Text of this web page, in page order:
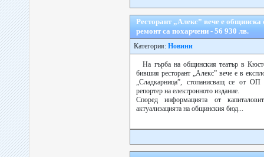
Ресторант „Алекс” вече е общинска
ремонт са похарчени - 56 930 лв.
Категория: Новини
На гърба на общинския театър в
бившия ресторант „Алекс” вече е в
„Сладкарница”, стопанисващ се от ОП
репортер на електронното издание.
Според информацията от
актуализацията на общинския бюд...